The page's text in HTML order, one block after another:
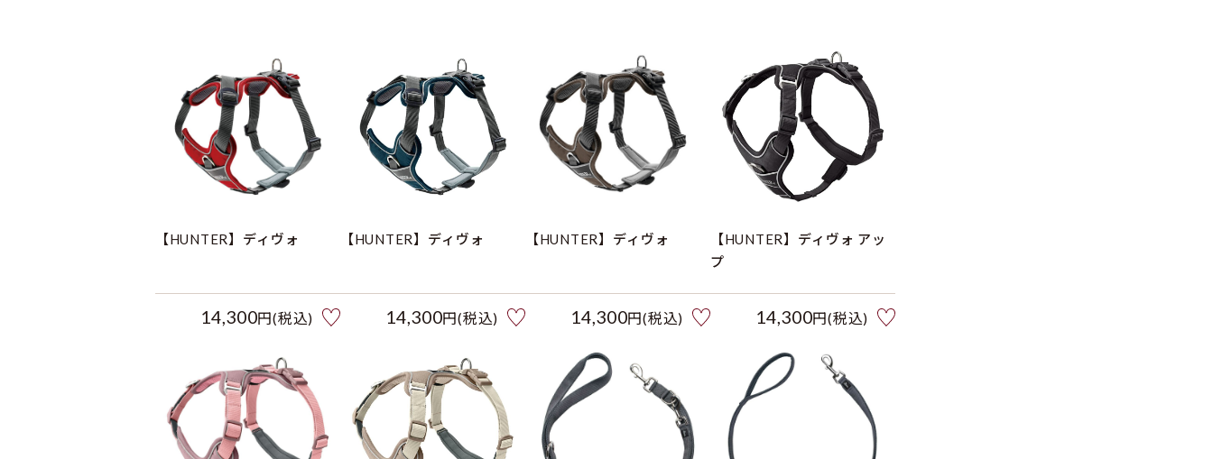
【HUNTER】ディヴォ
14,300円(税込)
【HUNTER】ディヴォ
14,300円(税込)
【HUNTER】ディヴォ
14,300円(税込)
【HUNTER】ディヴォ アッ
プ
14,300円(税込)